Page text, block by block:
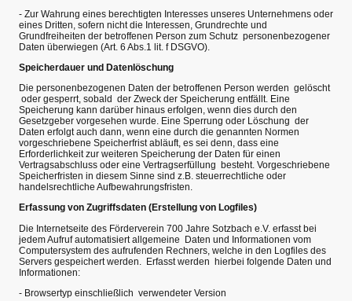
- Zur Wahrung eines berechtigten Interesses unseres Unternehmens oder
eines Dritten, sofern nicht die Interessen, Grundrechte und
Grundfreiheiten der betroffenen Person zum Schutz personenbezogener
Daten überwiegen (Art. 6 Abs.1 lit. f DSGVO).
Speicherdauer und Datenlöschung
Die personenbezogenen Daten der betroffenen Person werden gelöscht
oder gesperrt, sobald der Zweck der Speicherung entfällt. Eine
Speicherung kann darüber hinaus erfolgen, wenn dies durch den
Gesetzgeber vorgesehen wurde. Eine Sperrung oder Löschung der
Daten erfolgt auch dann, wenn eine durch die genannten Normen
vorgeschriebene Speicherfrist abläuft, es sei denn, dass eine
Erforderlichkeit zur weiteren Speicherung der Daten für einen
Vertragsabschluss oder eine Vertragserfüllung besteht. Vorgeschriebene
Speicherfristen in diesem Sinne sind z.B. steuerrechtliche oder
handelsrechtliche Aufbewahrungsfristen.
Erfassung von Zugriffsdaten (Erstellung von Logfiles)
Die Internetseite des Förderverein 700 Jahre Sotzbach e.V. erfasst bei
jedem Aufruf automatisiert allgemeine Daten und Informationen vom
Computersystem des aufrufenden Rechners, welche in den Logfiles des
Servers gespeichert werden. Erfasst werden hierbei folgende Daten und
Informationen:
- Browsertyp einschließlich verwendeter Version